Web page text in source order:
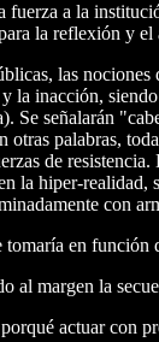
a la
la reflexión y el
las
la inacción,
Se señalarán
palabras,
de
la hiper-
con
en
al margen la
actuar con